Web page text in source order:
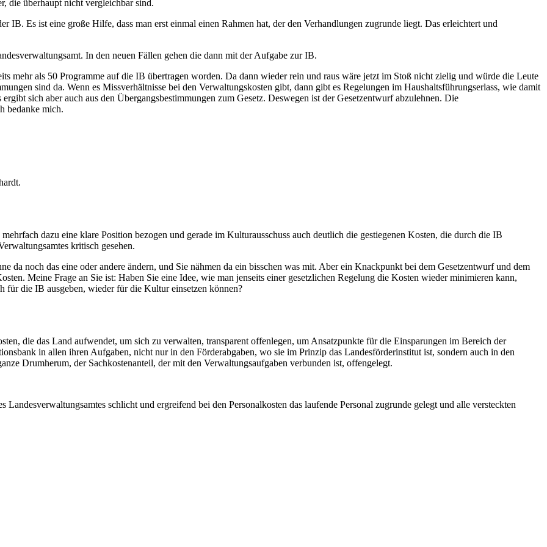
die überhaupt nicht vergleichbar sind.
IB. Es ist eine große Hilfe, dass man erst einmal einen Rahmen hat, der den Verhandlungen zugrunde liegt. Das erleichtert und
In den neuen Fällen gehen die dann mit der Aufgabe zur IB.
mehr als 50 Programme auf die IB übertragen worden. Da dann wieder rein und raus wäre jetzt im Stoß nicht zielig und würde die Leute
sind da. Wenn es Missverhältnisse bei den Verwaltungskosten gibt, dann gibt es Regelungen im Haushaltsführungserlass, wie damit
sich aber auch aus den Übergangsbestimmungen zum Gesetz. Deswegen ist der Gesetzentwurf abzulehnen. Die
bedanke mich.
dazu eine klare Position bezogen und gerade im Kulturausschuss auch deutlich die gestiegenen Kosten, die durch die IB
kritisch gesehen.
da noch das eine oder andere ändern, und Sie nähmen da ein bisschen was mit. Aber ein Knackpunkt bei dem Gesetzentwurf und dem
Meine Frage an Sie ist: Haben Sie eine Idee, wie man jenseits einer gesetzlichen Regelung die Kosten wieder minimieren kann,
die IB ausgeben, wieder für die Kultur einsetzen können?
die das Land aufwendet, um sich zu verwalten, transparent offenlegen, um Ansatzpunkte für die Einsparungen im Bereich der
in allen ihren Aufgaben, nicht nur in den Förderabgaben, wo sie im Prinzip das Landesförderinstitut ist, sondern auch in den
Drumherum, der Sachkostenanteil, der mit den Verwaltungsaufgaben verbunden ist, offengelegt.
schlicht und ergreifend bei den Personalkosten das laufende Personal zugrunde gelegt und alle versteckten